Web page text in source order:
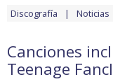
Discografía Noticias
Canciones
Teenage